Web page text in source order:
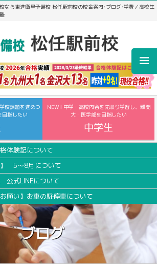
なら東進衛星予備校 松任駅前校の校舎案内･ブログ･学費／高校生
校課題を進めつ
目指したい
NEW!! 中学・高校内容を先取り学習し、難関
大・医学部を目指したい
中学生
体験記について
】 5～8月について
公式LINEについて
願い】お車の駐停車について
ブログ